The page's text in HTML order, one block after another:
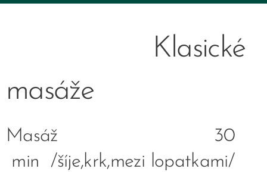
Klasické
masáže
Masáž 30
min /šíje,krk,mezi lopatkami/